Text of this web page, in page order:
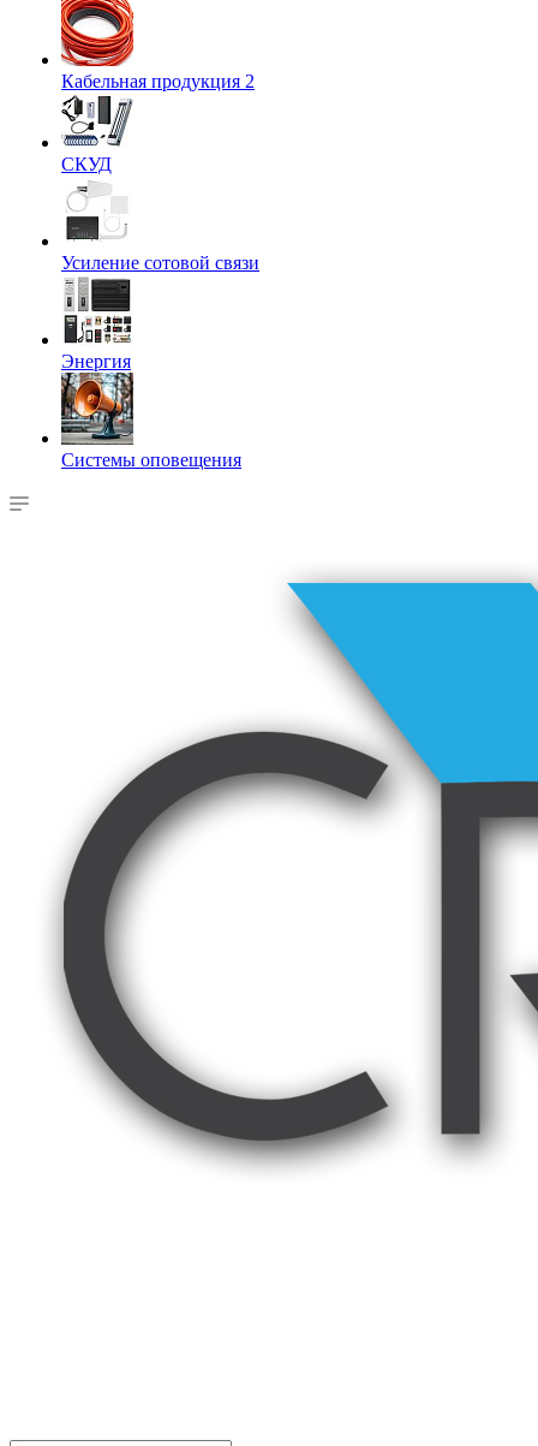
Кабельная продукция 2
СКУД
Усиление сотовой связи
Энергия
Системы оповещения